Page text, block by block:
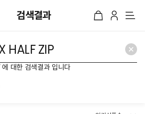
검색결과
메
에 대한 검색결과 입니다